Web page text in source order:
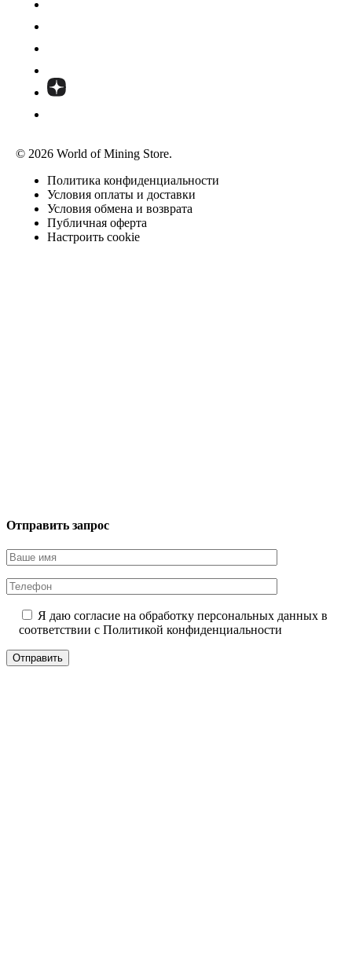
© 2026 World of Mining Store.
Политика конфиденциальности
Условия оплаты и доставки
Условия обмена и возврата
Публичная оферта
Настроить cookie
Отправить запрос
Я даю согласие на обработку персональных данных в
соответствии с Политикой конфиденциальности